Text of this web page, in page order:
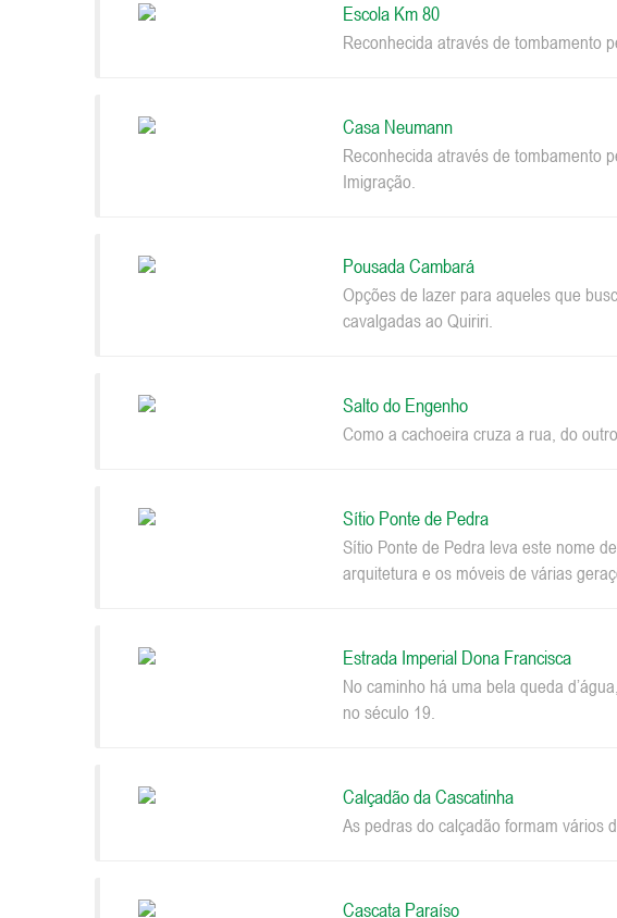
Escola Km 80
Reconhecida através de tombamento
Casa Neumann
Reconhecida através de tombamento
Imigração.
Pousada Cambará
Opções de lazer para aqueles que
cavalgadas ao Quiriri.
Salto do Engenho
Como a cachoeira cruza a rua, do
Sítio Ponte de Pedra
Sítio Ponte de Pedra leva este nome
arquitetura e os móveis de várias
Estrada Imperial Dona Francisca
No caminho há uma bela queda
no século 19.
Calçadão da Cascatinha
As pedras do calçadão formam vários
Cascata Paraíso